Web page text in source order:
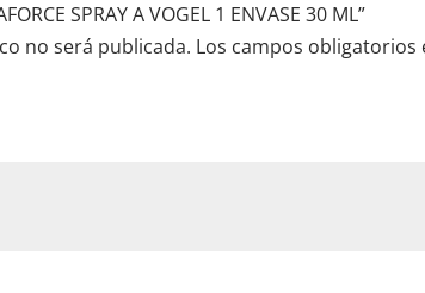
SPRAY A VOGEL 1 ENVASE 30 ML”
no será publicada. Los campos